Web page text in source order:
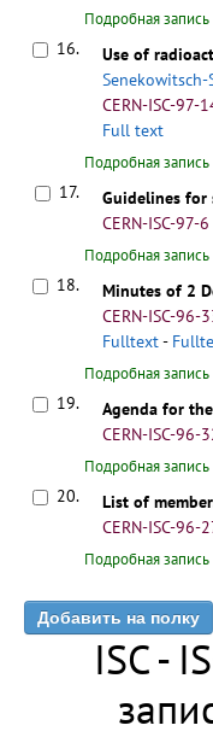
Подробная запись
16. Use of
Senekowitsch-
CERN-ISC-97-
Full text
Подробная запись
17. Guidelines
CERN-ISC-97-6
Подробная запись
18.
Minutes of 2
CERN-ISC-96-
Fulltext-
Подробная запись
19.
Agenda for
CERN-ISC-96-
Подробная запись
20.
List of
CERN-ISC-96-
Подробная запись
ISC -